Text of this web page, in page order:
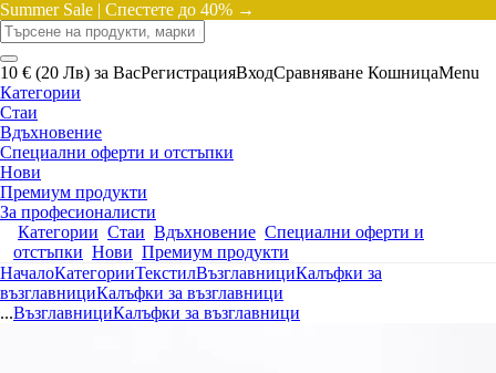
Summer Sale | Спестете до 40% →
10 € (20 Лв) за ВасРегистрацияВходСравняване КошницаMenu
Категории
Стаи
Вдъхновение
Специални оферти и отстъпки
Нови
Премиум продукти
За професионалисти
Категории Стаи Вдъхновение Специални оферти и
отстъпки Нови Премиум продукти
НачалоКатегорииТекстилВъзглавнициКалъфки за
възглавнициКалъфки за възглавници
...ВъзглавнициКалъфки за възглавници